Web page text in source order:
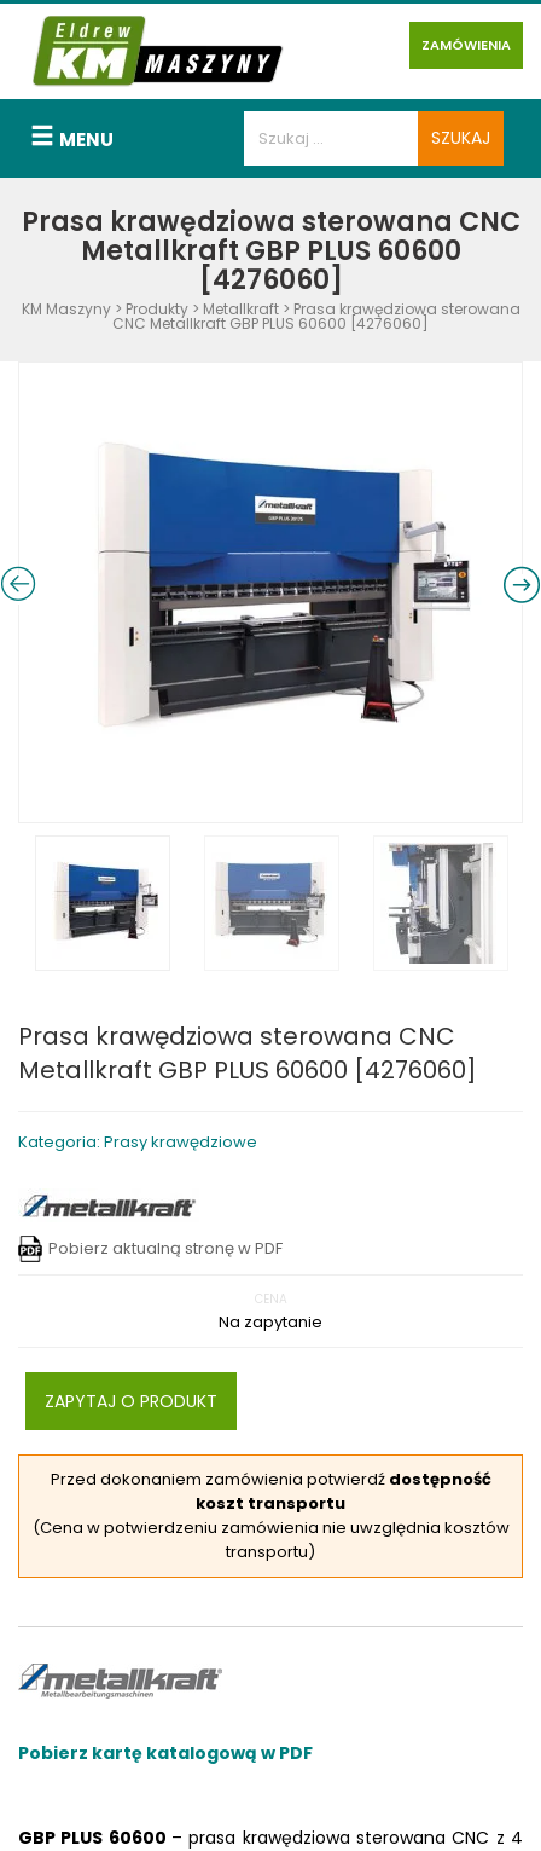
ZAMÓWIENIA
MENU
Prasa krawędziowa sterowana CNC
Metallkraft GBP PLUS 60600
[4276060]
KM Maszyny> Produkty> Metallkraft> Prasa krawędziowa sterowana
CNC Metallkraft GBP PLUS 60600 [4276060]
Prasa krawędziowa sterowana CNC
Metallkraft GBP PLUS 60600 [4276060]
Kategoria: Prasy krawędziowe
Pobierz aktualną stronę w PDF
CENA
Na zapytanie
ZAPYTAJ O PRODUKT
Przed dokonaniem zamówienia potwierdź dostępność
koszt transportu
(Cena w potwierdzeniu zamówienia nie uwzględnia kosztów
transportu)
Pobierz kartę katalogową w PDF
GBP PLUS 60600 – prasa krawędziowa sterowana CNC z 4